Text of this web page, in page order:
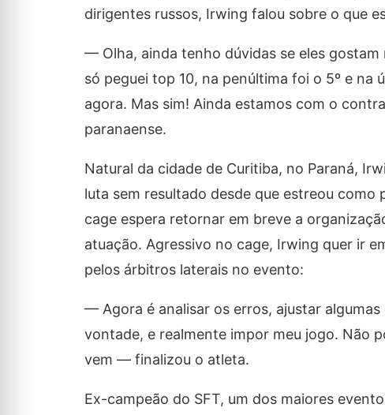
dirigentes russos, Irwing falou sobre o que
— Olha, ainda tenho dúvidas se eles
só peguei top 10, na penúltima foi o 5º e na
agora. Mas sim! Ainda estamos com o
paranaense.
Natural da cidade de Curitiba, no Paraná,
luta sem resultado desde que estreou
cage espera retornar em breve a
atuação. Agressivo no cage, Irwing quer ir
pelos árbitros laterais no evento:
— Agora é analisar os erros, ajustar
vontade, e realmente impor meu jogo. Não
vem — finalizou o atleta.
Ex-campeão do SFT, um dos maiores